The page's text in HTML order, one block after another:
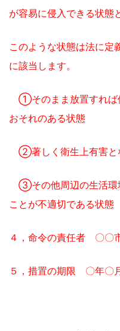
が容易に侵入できる状態
このような状態は法に定
に該当します。
①そのまま放置すれば
おそれのある状態
②著しく衛生上有害と
③その他周辺の生活環
ことが不適切である状態
４，命令の責任者 〇〇
５，措置の期限 〇年〇